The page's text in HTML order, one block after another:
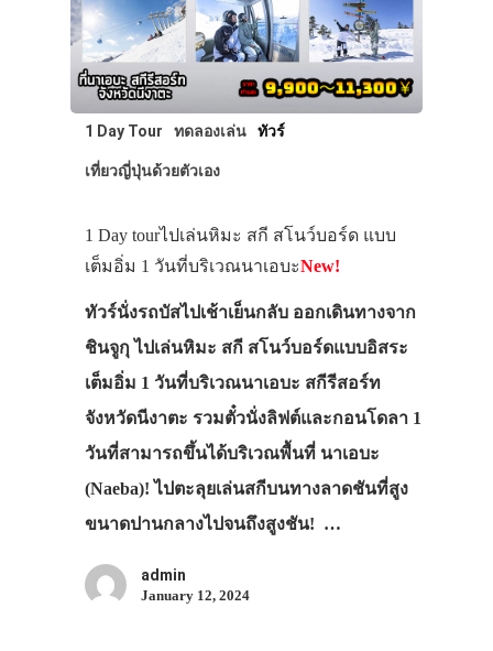
1 Day Tour ทดลองเล่น ทัวร์
เที่ยวญี่ปุ่นด้วยตัวเอง
1 Day tourไปเล่นหิมะ สกี สโนว์บอร์ด แบบ
เต็มอิ่ม 1 วันที่บริเวณนาเอบะNew!
ทัวร์นั่งรถบัสไปเช้าเย็นกลับ ออกเดินทางจาก
ชินจูกุ ไปเล่นหิมะ สกี สโนว์บอร์ดแบบอิสระ
เต็มอิ่ม 1 วันที่บริเวณนาเอบะ สกีรีสอร์ท
จังหวัดนีงาตะ รวมตั๋วนั่งลิฟต์และกอนโดลา 1
วันที่สามารถขึ้นได้บริเวณพื้นที่ นาเอบะ
(Naeba)! ไปตะลุยเล่นสกีบนทางลาดชันที่สูง
ขนาดปานกลางไปจนถึงสูงชัน! …
admin
January 12, 2024
ประเทศญี่ปุ่น
เที่ยวญี่ปุ่นด้ว